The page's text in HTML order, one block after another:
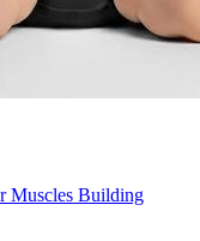
Muscles Building